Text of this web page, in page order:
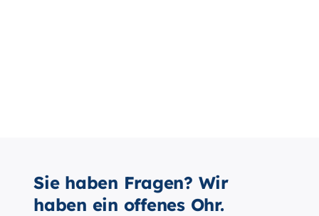
Sie haben Fragen? Wir
haben ein offenes Ohr.